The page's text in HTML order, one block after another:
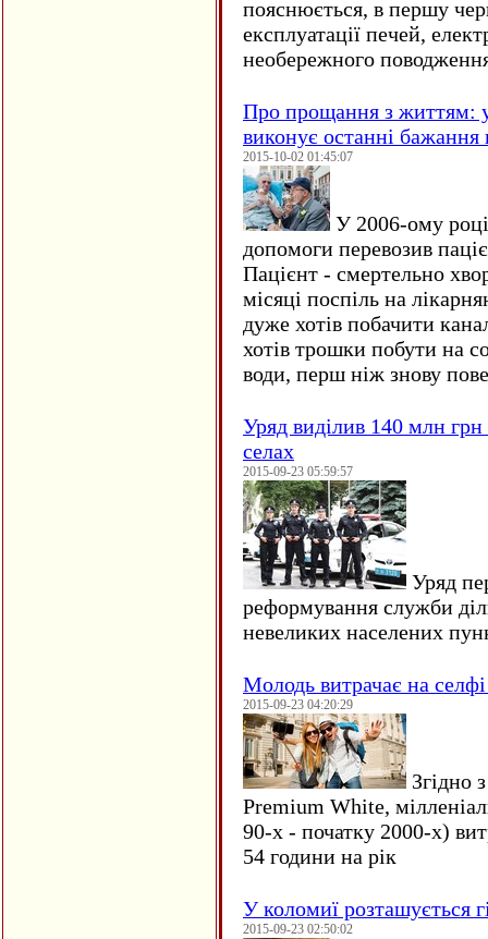
пояснюється, в першу
експлуатації печей,
необережного
Про прощання з життям:
виконує останні
2015-10-02 01:45:07
У 2006-ому
допомоги перевозив
Пацієнт - смертельно
місяці поспіль на
дуже хотів побачити
хотів трошки побути на
води, перш ніж знову
Уряд виділив 140 млн
селах
2015-09-23 05:59:57
Уряд
реформування служби
невеликих населених
Молодь витрачає на
2015-09-23 04:20:29
Згідно
Premium White,
90-х - початку 2000-х)
54 години на рік
У коломиї розташується
2015-09-23 02:50:02